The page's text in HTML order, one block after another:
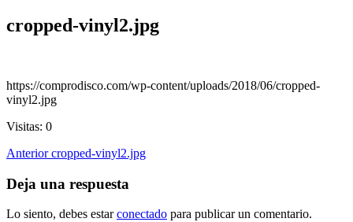
cropped-vinyl2.jpg
https://comprodisco.com/wp-content/uploads/2018/06/cropped-
vinyl2.jpg
Visitas: 0
Navegación
de
entradas
Entrada
Anterior cropped-vinyl2.jpg
Deja una respuesta
Lo siento, debes estarconectado para publicar un comentario.